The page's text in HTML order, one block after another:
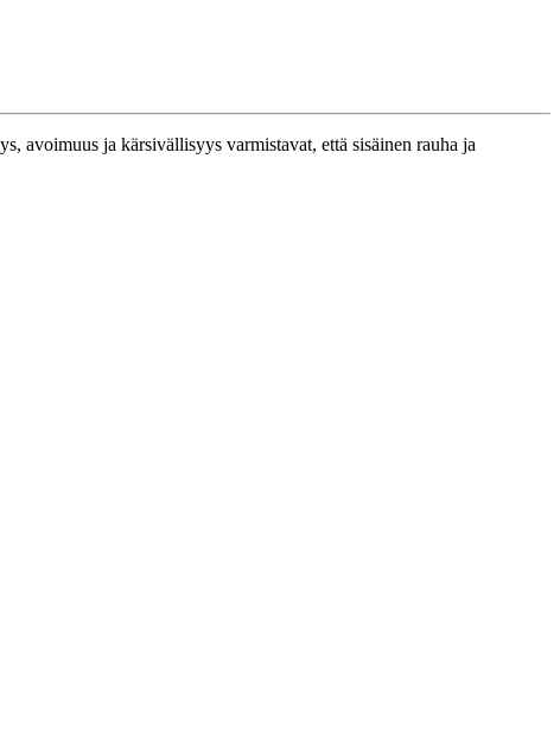
avoimuus ja kärsivällisyys varmistavat, että sisäinen rauha ja